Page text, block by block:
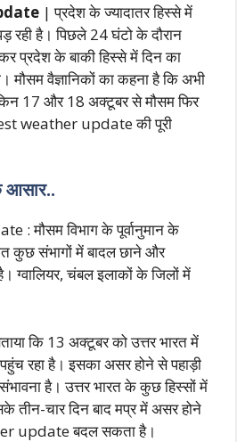
| प्रदेश के ज्यादातर हिस्से में
रही है। पिछले 24 घंटो के दौरान
प्रदेश के बाकी हिस्से में दिन का
मौसम वैज्ञानिकों का कहना है कि अभी
17 और 18 अक्टूबर से मौसम फिर
weather update की पूरी
आसार..
: मौसम विभाग के पूर्वानुमान के
कुछ संभागों में बादल छाने और
ग्वालियर, चंबल इलाकों के जिलों में
कि 13 अक्टूबर को उत्तर भारत में
रहा है। इसका असर होने से पहाड़ी
संभावना है। उत्तर भारत के कुछ हिस्सों में
तीन-चार दिन बाद मप्र में असर होने
update बदल सकता है।